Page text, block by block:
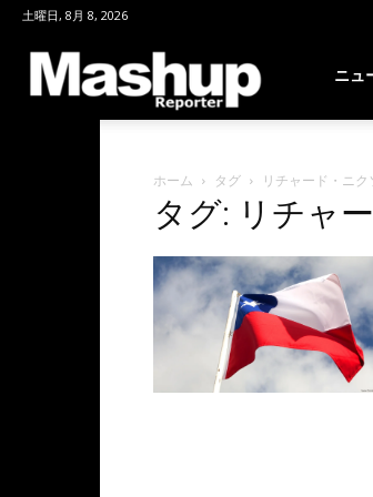
土曜日, 8月 8, 2026
ニュ
ホーム タグ リチャード・ニク
タグ: リチャ